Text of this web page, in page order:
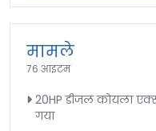
मामले
76 आइटम
20HP डीजल कोयला
गया